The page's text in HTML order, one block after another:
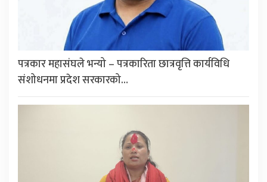
पत्रकार महासंघले भन्यो – पत्रकारिता छात्रवृत्ति कार्यविधि
संशोधनमा प्रदेश सरकारको…